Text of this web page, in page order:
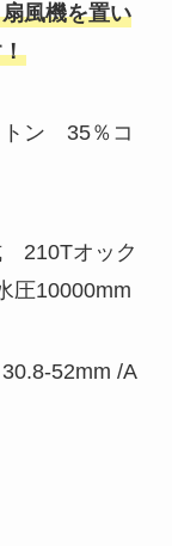
風機を置い
トン 35％コ
210Tオック
圧10000mm
52mm /A